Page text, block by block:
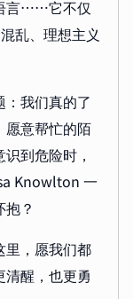
言……它不仅
乱、理想主义
我们真的了
愿意帮忙的陌
到危险时，
Knowlton 一
？
里，愿我们都
醒，也更勇